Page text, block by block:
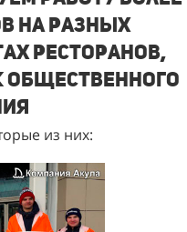
на разных
ресторанов,
общественного
из них: